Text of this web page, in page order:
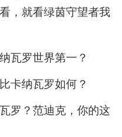
，就看绿茵守望者我
瓦罗世界第一？
卡纳瓦罗如何？
罗？范迪克，你的这